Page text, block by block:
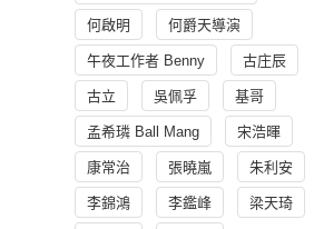
何啟明 何爵天導演
午夜工作者 Benny 古庄辰
古立 吳佩孚 基哥
孟希璘 Ball Mang 宋浩暉
康常治 張曉嵐 朱利安
李錦鴻 李鑑峰 梁天琦